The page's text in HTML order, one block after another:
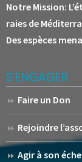
Notre Mission:
raies de
Des espèces
S’ENGAGER
Faire un Don
Rejoindre
Agir à son